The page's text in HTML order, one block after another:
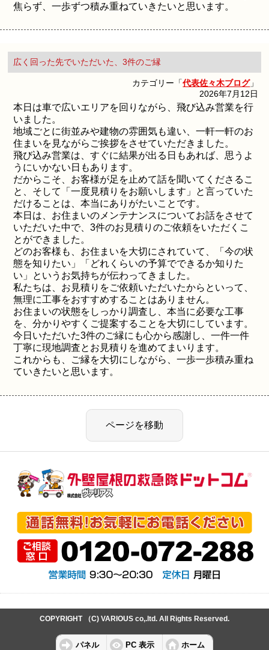
焦らず、一歩ずつ積み重ねていきたいと思います。
広く回った先でいただいた、3件のご縁
カテゴリー「代表佐々木ブログ」
2026年7月12日
本日は車で広いエリアを回りながら、飛び込み営業を行
いました。
地域ごとに街並みや建物の雰囲気も違い、一軒一軒のお
住まいを見ながらご挨拶をさせていただきました。
飛び込み営業は、すぐに結果が出る日もあれば、思うよ
うにいかない日もあります。
だからこそ、お客様が足を止めて話を聞いてくださるこ
と、そして「一度見積りをお願いします」と言っていた
だけることは、本当にありがたいことです。
本日は、お住まいのメンテナンスについてお話をさせて
いただいた中で、3件のお見積りのご依頼をいただくこ
とができました。
どのお客様も、お住まいを大切にされていて、「今の状
態を知りたい」「どれくらいの予算でできるか知りた
い」というお気持ちが伝わってきました。
私たちは、お見積りをご依頼いただいたからといって、
無理に工事をおすすめすることはありません。
お住まいの状態をしっかり調査し、本当に必要な工事
を、分かりやすくご提案することを大切にしています。
今日いただいた3件のご縁にも心から感謝し、一件一件
丁寧に現地調査とお見積りを進めてまいります。
これからも、ご縁を大切にしながら、一歩一歩積み重ね
ていきたいと思います。
COPYRIGHT （C) VARIOUS co,.ltd. All Rights Reserved.
パネル PC 表示 ホーム